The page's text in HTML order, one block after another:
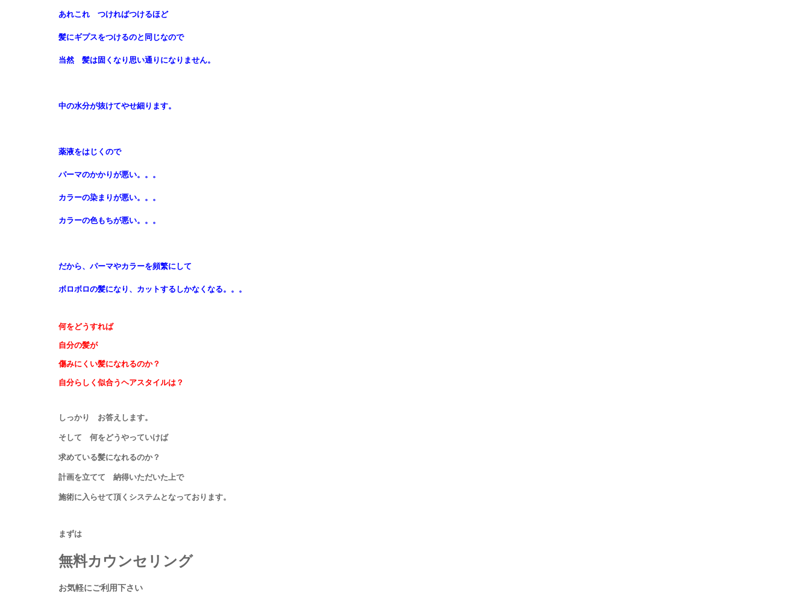
あれこれ つければつけるほど
髪にギプスをつけるのと同じなので
当然 髪は固くなり思い通りになりません。
中の水分が抜けてやせ細ります。
薬液をはじくので
パーマのかかりが悪い。。。
カラーの染まりが悪い。。。
カラーの色もちが悪い。。。
だから、パーマやカラーを頻繁にして
ボロボロの髪になり 、カットするしかなくなる。。。
何をどうすれば
自分の髪が
傷みにくい髪になれるのか？
自分らしく似合うヘアスタイルは？
しっかり お答えします。
そして 何をどうやっていけば
求めている髪になれるのか？
計画を立てて 納得いただいた上で
施術に入らせて頂くシステムとなっております。
まずは
無料カウンセリング
お気軽にご利用下さい